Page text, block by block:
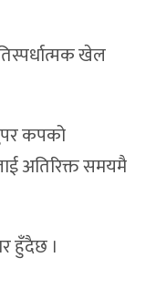
खेल
कपको
अतिरिक्त समयमै
हुँदैछ ।